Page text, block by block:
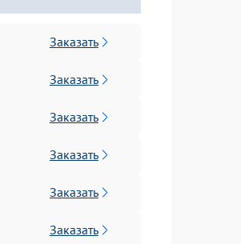
Заказать
Заказать
Заказать
Заказать
Заказать
Заказать